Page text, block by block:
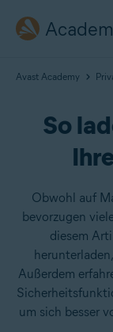
Avast Academy
So
Obwohl auf
bevorzugen
diesem
Außerdem
um sich besser